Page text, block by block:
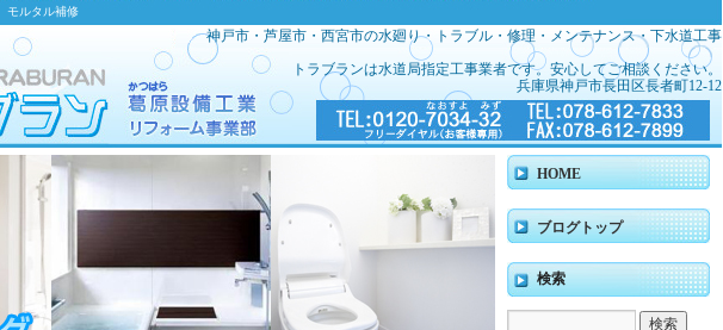
モルタル補修
神戸市・芦屋市・西宮市の水廻り・トラブル・修理・メンテナンス・下水道工事
トラブランは水道局指定工事業者です。安心してご相談ください。
兵庫県神戸市長田区長者町12-12
HOME
ブログトップ
検索